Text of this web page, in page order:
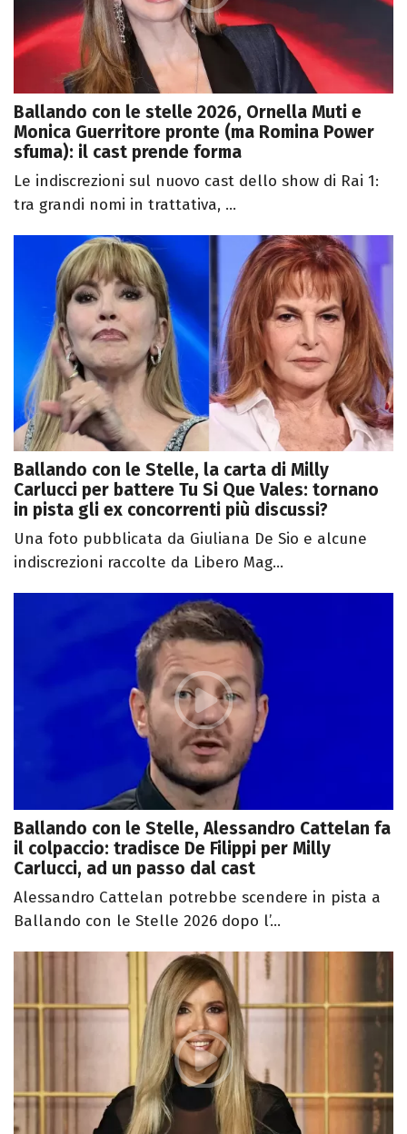
Ballando con le stelle 2026, Ornella Muti e
Monica Guerritore pronte (ma Romina Power
sfuma): il cast prende forma
Le indiscrezioni sul nuovo cast dello show di Rai 1:
tra grandi nomi in trattativa, ...
Ballando con le Stelle, la carta di Milly
Carlucci per battere Tu Si Que Vales: tornano
in pista gli ex concorrenti più discussi?
Una foto pubblicata da Giuliana De Sio e alcune
indiscrezioni raccolte da Libero Mag...
Ballando con le Stelle, Alessandro Cattelan fa
il colpaccio: tradisce De Filippi per Milly
Carlucci, ad un passo dal cast
Alessandro Cattelan potrebbe scendere in pista a
Ballando con le Stelle 2026 dopo l’...